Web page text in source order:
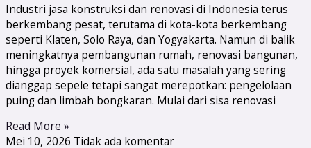
Industri jasa konstruksi dan renovasi di Indonesia terus
berkembang pesat, terutama di kota-kota berkembang
seperti Klaten, Solo Raya, dan Yogyakarta. Namun di balik
meningkatnya pembangunan rumah, renovasi bangunan,
hingga proyek komersial, ada satu masalah yang sering
dianggap sepele tetapi sangat merepotkan: pengelolaan
puing dan limbah bongkaran. Mulai dari sisa renovasi
Read More »
Mei 10, 2026 Tidak ada komentar